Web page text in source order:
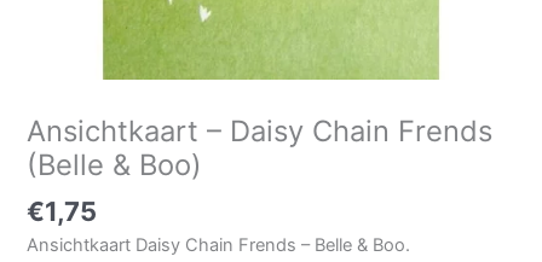
Ansichtkaart – Daisy Chain Frends
(Belle & Boo)
€1,75
Ansichtkaart Daisy Chain Frends – Belle & Boo.